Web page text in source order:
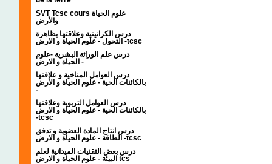
SVT Tcsc cours علوم الحياة
والأرض
درس الكرانيتية وعلاقتها بظاهرة
التحول - علوم الحياة و الارض -tcsc
درس علم الوراثة البشرية -علوم
الحياة و الارض -
درس العوامل المناخية و علاقتها
بالكائنات الحية - علوم الحياة و الأرض
-
درس العوامل التربوية وعلاقتها
بالكائنات الحية - علوم الحياة و الارض
-tcsc
درس انتاج المادة العضوية و تدفق
الطاقة - علوم الحياة و الارض -tcsc
درس بعض التقنيات الميدانية لعلم
البيئة - علوم الحياة و الارض tcs